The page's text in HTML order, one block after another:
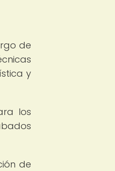
de
y
los
de